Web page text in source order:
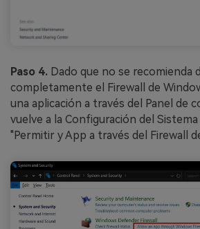
Paso 4. Dado que no se recomienda
completamente el Firewall de
una aplicación a través del Panel de
vuelve a la Configuración del
"Permitir y App a través del Firewall